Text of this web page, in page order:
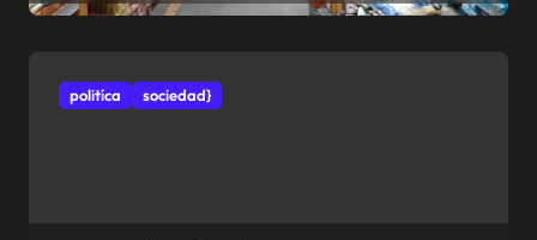
politíca sociedad}